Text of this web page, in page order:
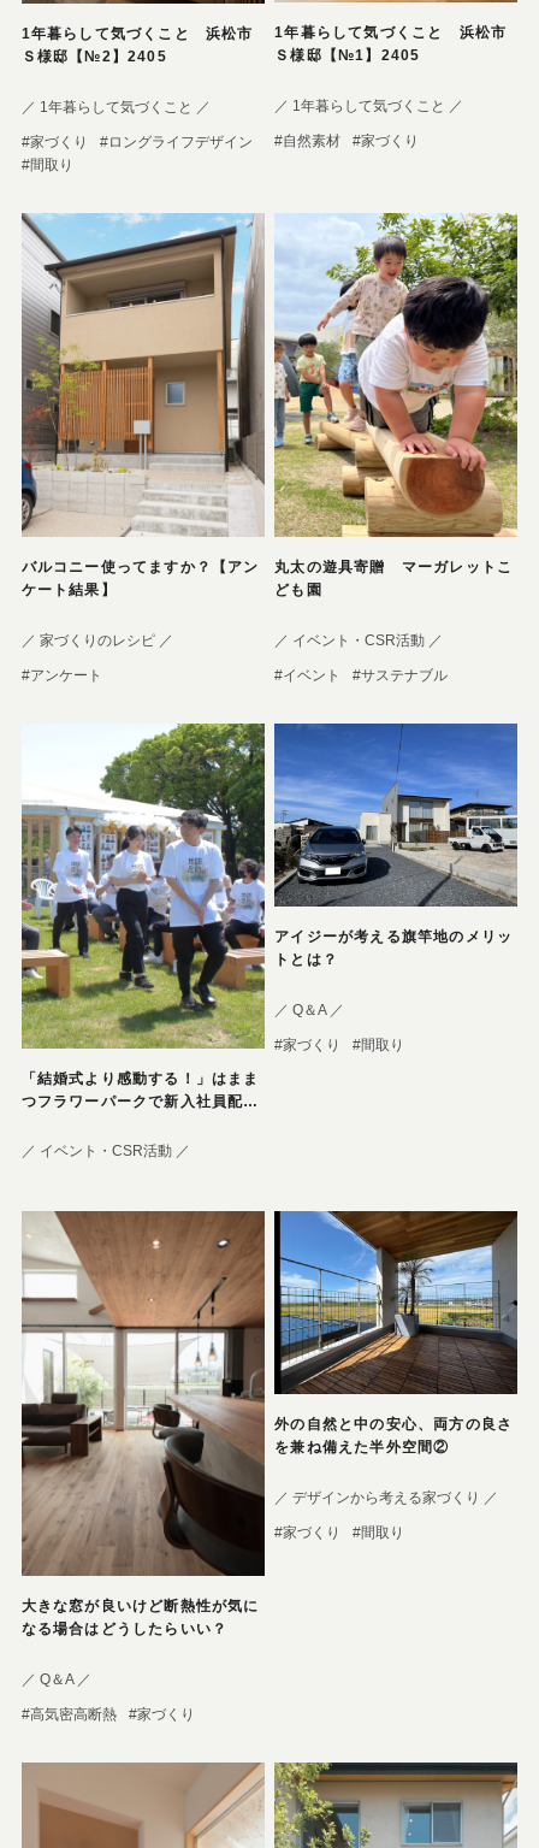
1年暮らして気づくこと 浜松市
Ｓ様邸【№2】2405
／ 1年暮らして気づくこと ／
#家づくり
#ロングライフデザイン
#間取り
1年暮らして気づくこと 浜松市
Ｓ様邸【№1】2405
／ 1年暮らして気づくこと ／
#自然素材 #家づくり
バルコニー使ってますか？【アン
ケート結果】
／ 家づくりのレシピ ／
#アンケート
丸太の遊具寄贈 マーガレットこ
ども園
／ イベント・CSR活動 ／
#イベント #サステナブル
「結婚式より感動する！」はまま
つフラワーパークで新入社員配属
／ イベント・CSR活動 ／
アイジーが考える旗竿地のメリッ
トとは？
／ Q＆A ／
#家づくり #間取り
大きな窓が良いけど断熱性が気に
なる場合はどうしたらいい？
／ Q＆A ／
#高気密高断熱 #家づくり
外の自然と中の安心、両方の良さ
を兼ね備えた半外空間②
／ デザインから考える家づくり ／
#家づくり #間取り